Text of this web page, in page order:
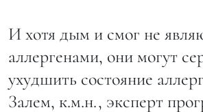
И хотя дым и смог не
аллергенами, они могут
ухудшить состояние
Залем, к.м.н., эксперт